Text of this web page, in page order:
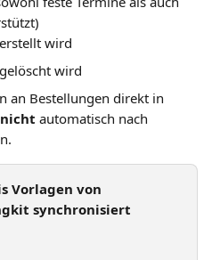
wird
wird
an Bestellungen direkt in
nicht automatisch nach
Vorlagen von
synchronisiert